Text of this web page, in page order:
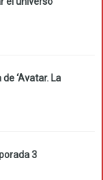
‘Avatar. La
3